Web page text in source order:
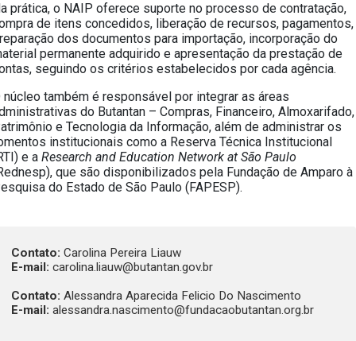
prática, o NAIP oferece suporte no processo de contratação,
de itens concedidos, liberação de recursos, pagamentos,
dos documentos para importação, incorporação do
permanente adquirido e apresentação da prestação de
seguindo os critérios estabelecidos por cada agência.
núcleo também é responsável por integrar as áreas
do Butantan – Compras, Financeiro, Almoxarifado,
e Tecnologia da Informação, além de administrar os
institucionais como a Reserva Técnica Institucional
e a Research and Education Network at São Paulo
que são disponibilizados pela Fundação de Amparo à
do Estado de São Paulo (FAPESP).
Contato: Carolina Pereira Liauw
E-mail: carolina.liauw@butantan.gov.br
Contato: Alessandra Aparecida Felicio Do Nascimento
E-mail: alessandra.nascimento@fundacaobutantan.org.br